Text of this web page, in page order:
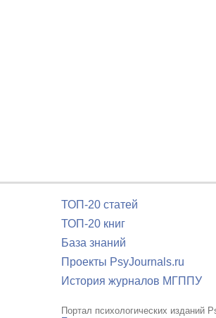
ТОП-20 статей
ТОП-20 книг
База знаний
Проекты PsyJournals.ru
История журналов МГППУ
Портал психологических изданий